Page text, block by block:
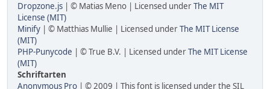
Dropzone.js | © Matias Meno | Licensed underThe MIT
License (MIT)
Minify | © Matthias Mullie | Licensed underThe MIT License
(MIT)
PHP-Punycode | © True B.V. | Licensed underThe MIT License
(MIT)
Schriftarten
Anonymous Pro | © 2009 | This font is licensed under the SIL